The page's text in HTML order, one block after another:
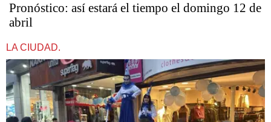
Pronóstico: así estará el tiempo el domingo 12 de
abril
LA CIUDAD.